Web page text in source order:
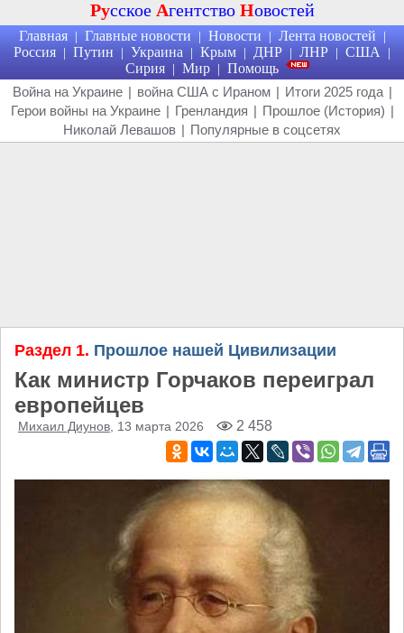
Русское Агентство Новостей
Главная | Главные новости | Новости | Лента новостей |
Россия | Путин | Украина | Крым | ДНР | ЛНР | США |
Сирия | Мир | Помощь
Война на Украине | война США с Ираном | Итоги 2025 года |
Герои войны на Украине | Гренландия | Прошлое (История) |
Николай Левашов | Популярные в соцсетях
Раздел 1. Прошлое нашей Цивилизации
Как министр Горчаков переиграл
европейцев
Михаил Диунов , 13 марта 2026 2 458